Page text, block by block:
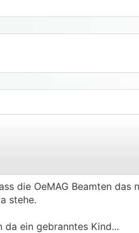
die OeMAG Beamten das
stehe.
da ein gebranntes Kind...